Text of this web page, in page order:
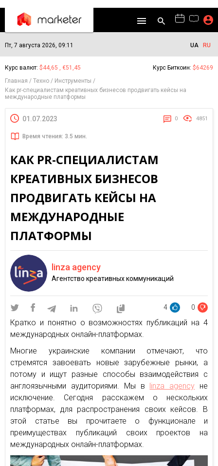
Пт, 7 августа 2026, 09:11 UA RU
Курс валют: $44,65 , €51,45 Курс Биткоин: $64269
Главная
Техно
Инструменты
Как pr-специалистам креативных бизнесов продвигать кейсы на
международные платформы
01.07.2023 0 4851
Время чтения: 3.5 мин.
КАК PR-СПЕЦИАЛИСТАМ
КРЕАТИВНЫХ БИЗНЕСОВ
ПРОДВИГАТЬ КЕЙСЫ НА
МЕЖДУНАРОДНЫЕ
ПЛАТФОРМЫ
linza agency
Агентство креативных коммуникаций
4 0
Кратко и понятно о возможностях публикаций на 4
международных онлайн-платформах.
Многие украинские компании отмечают, что
стремятся завоевать новые зарубежные рынки, а
потому и ищут разные способы взаимодействия с
англоязычными аудиториями. Мы в linza agency не
исключение. Сегодня расскажем о нескольких
платформах, для распространения своих кейсов. В
этой статье вы прочитаете о функционале и
преимуществах публикаций своих проектов на
международных онлайн-платформах.